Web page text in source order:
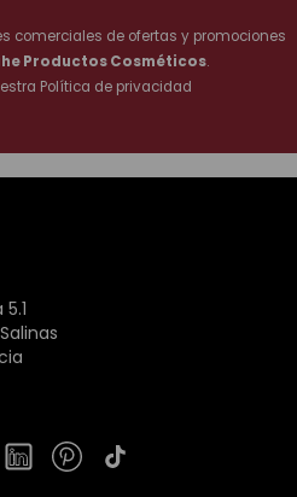
comerciales de ofertas y promociones
Productos Cosméticos.
Política de privacidad